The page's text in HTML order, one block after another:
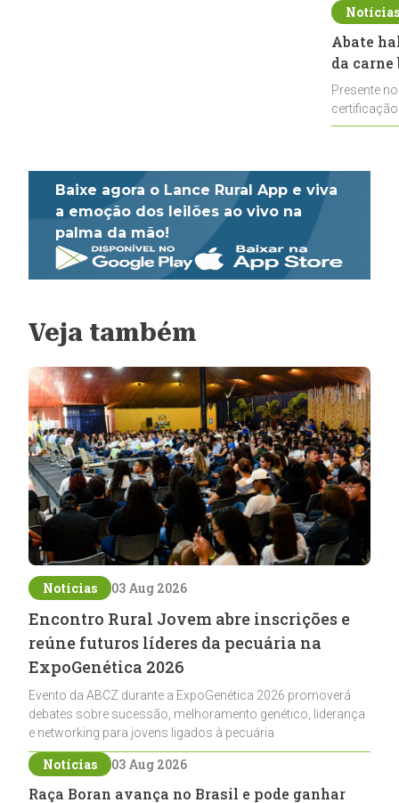
Abate
da
Presente
Baixe agora o Lance Rural App e viva
a emoção dos leilões ao vivo na
palma da mão!
Veja também
Notícias 03 Aug 2026
Encontro Rural Jovem abre inscrições e
reúne futuros líderes da pecuária na
ExpoGenética 2026
Evento da ABCZ durante a ExpoGenética 2026 promoverá
debates sobre sucessão, melhoramento genético, liderança
e networking para jovens ligados à pecuária
Notícias 03 Aug 2026
Raça Boran avança no Brasil e pode ganhar